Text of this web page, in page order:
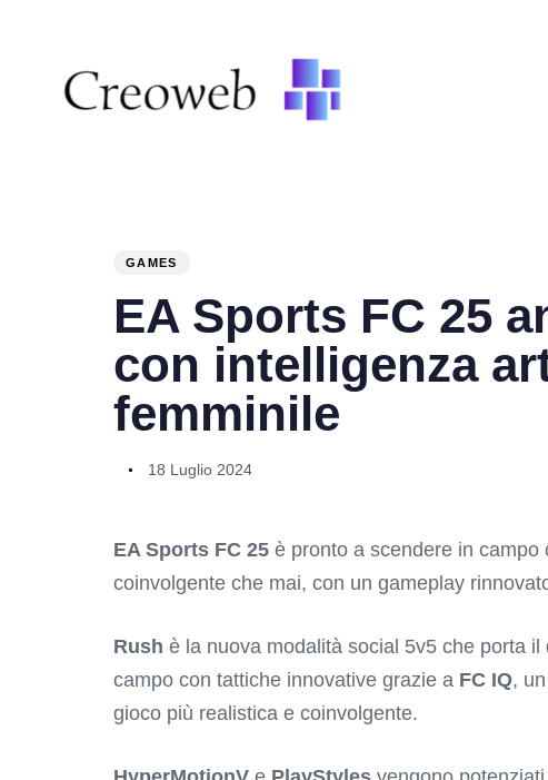
GAMES
EA Sports FC 25
con intelligenza
femminile
18 Luglio 2024
EA Sports FC 25 è pronto a scendere in campo
coinvolgente che mai, con un gameplay
Rush è la nuova modalità social 5v5 che porta
campo con tattiche innovative grazie a FC IQ,
gioco più realistica e coinvolgente.